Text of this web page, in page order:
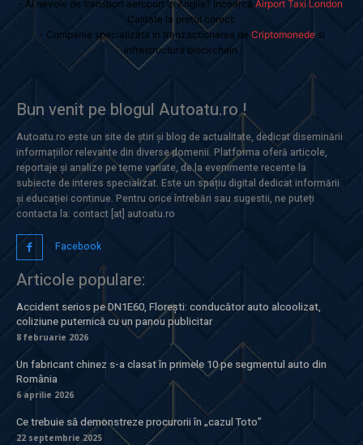
- Ai nevoie de transport aeroport in Anglia? Încearcă Airport Taxi London
Calitate la prețul corect.
- Companie specializata in tranzactionarea de Criptomonedesi
infrastructura blockchain.
Bun venit pe blogul Autoatu.ro !
Autoatu.ro este un site de știri și blog de actualitate, dedicat diseminării
informațiilor relevante din diverse domenii. Platforma oferă articole,
reportaje și analize pe teme variate, de la evenimente recente la
subiecte de interes specializat. Este un spațiu digital dedicat informării
și educației continue. Pentru orice întrebări sau sugestii, ne puteți
contacta la: contact [at] autoatu.ro
Facebook
Articole populare:
Accident serios pe DN1E60, Florești: conducător auto alcoolizat,
coliziune puternică cu un panou publicitar
8 februarie 2026
Un fabricant chinez s-a clasat în primele 10 pe segmentul auto din
România
6 aprilie 2026
Ce trebuie să demonstreze procurorii în „cazul Toto”
22 septembrie 2025